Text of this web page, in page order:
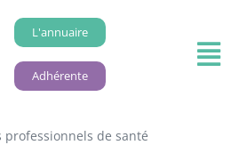
L'annuaire
Adhérente
professionnels de santé